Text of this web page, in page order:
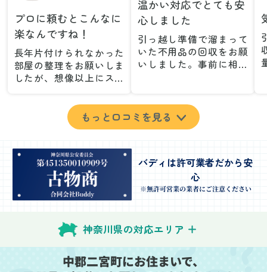
プロに頼むとこんなに
楽なんですね！
長年片付けられなかった
部屋の整理をお願いしま
したが、想像以上にスム
が集めた物や古い家具が
多く、自分たちだけでは
どうにもならない状態で
んが手際よく片付けてく
れたので、部屋が驚くほ
どスッキリしました。自
分では手が回らなかった
場所も含め、プロの力を
特に、物が散乱していた
部屋の整理や、細かなア
イテムの仕分けを迅速か
つ丁寧に対応していただ
温かい対応でとても安
心しました
引っ越し準備で溜まって
いた不用品の回収をお願
いしました。事前に相談
とができました。特に、
古い家具や壊れた家電な
ど、処分が難しいものが
きました。
当日は2名のスタッフが来
てくださり、作業の流れ
ちらも安心感を持って作
壁や床を傷つけないよう
もっと口コミを見る
バディは許可業者だから安
心
※無許可営業の業者にご注意ください
神奈川県の対応エリア
中郡二宮町にお住まいで、